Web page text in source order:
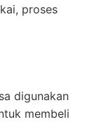
proses
digunakan
membeli